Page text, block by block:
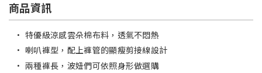
商品資訊
• 特優級涼感雲朵棉布料，透氣不悶熱
• 喇叭褲型，配上褲管的顯瘦剪接線設計
• 兩種褲長，波妞們可依照身形做選購